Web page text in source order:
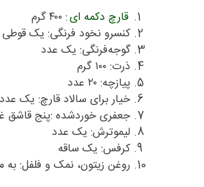
قارچ دکمه ای: ۴۰۰ گرم
کنسرو نخود فرنگی: یک قوطی
گوجه‌فرنگی: یک عدد
ذرت: ۱۰۰ گرم
پیازچه: ۲۰ عدد
خیار برای سالاد قارچ: یک عدد
جعفری خوردشده :پنج قاشق
لیموترش: یک عدد
کرفس: یک ساقه
روغن زیتون، نمک و فلفل: به